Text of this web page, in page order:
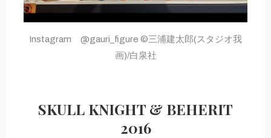
Instagram @gauri_figure ©三浦建太郎(スタジオ我
画)/白泉社
SKULL KNIGHT & BEHERIT
2016